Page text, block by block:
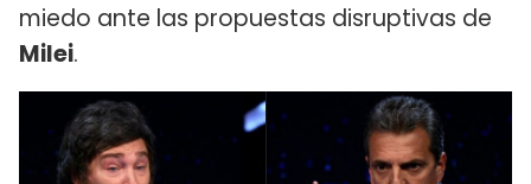
miedo ante las propuestas disruptivas de
Milei.